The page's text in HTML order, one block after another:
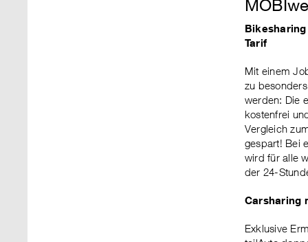
Tarif
Mit einem
zu
werden: Die
kostenfrei
Vergleich
gespart! Bei
wird für alle
der 24-
Carsharing
Exklusive